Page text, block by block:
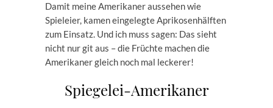
Damit meine Amerikaner aussehen wie
Spieleier, kamen eingelegte Aprikosenhälften
zum Einsatz. Und ich muss sagen: Das sieht
nicht nur git aus – die Früchte machen die
Amerikaner gleich noch mal leckerer!
Spiegelei-Amerikaner